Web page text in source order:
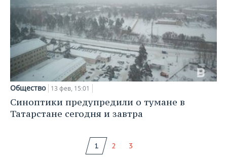
Общество 13 фев, 15:01
Синоптики предупредили о тумане в
Татарстане сегодня и завтра
1 2 3